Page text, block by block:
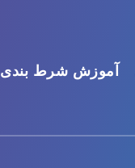
آموزش شرط بندی